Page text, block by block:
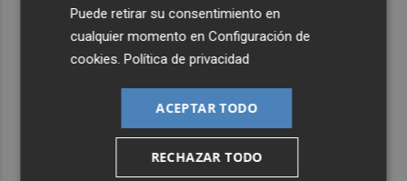
Puede retirar su consentimiento en
cualquier momento enConfiguración de
cookies.Política de privacidad
ACEPTAR TODO
RECHAZAR TODO